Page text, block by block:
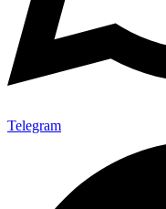
Telegram